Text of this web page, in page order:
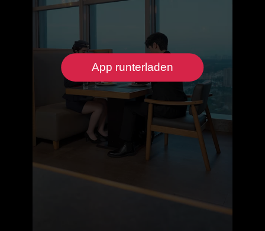
App runterladen